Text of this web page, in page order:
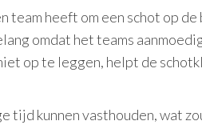
heeft om een schot op de
omdat het teams
op te leggen, helpt de
tijd kunnen vasthouden, wat